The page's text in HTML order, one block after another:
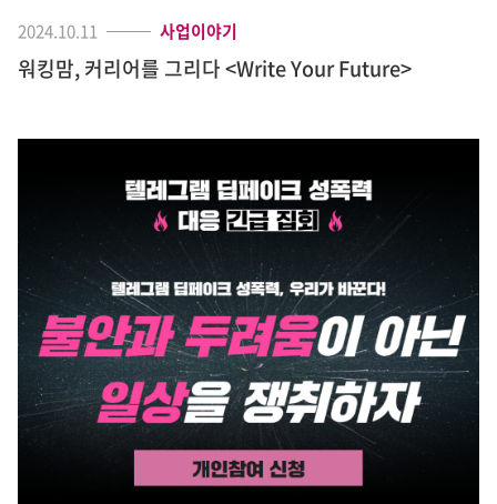
2024.10.11 사업이야기
워킹맘, 커리어를 그리다 <Write Your Future>